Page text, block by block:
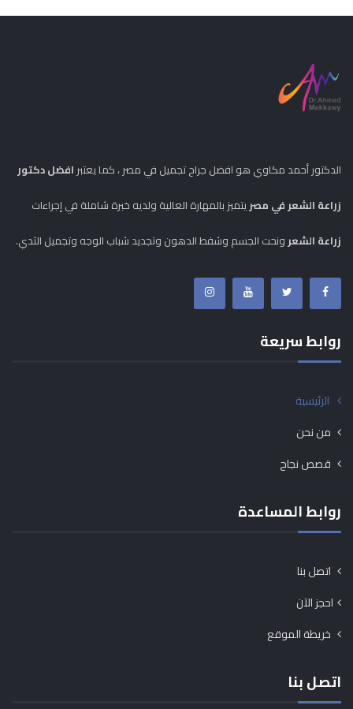
الدكتور أحمد مكاوي هو افضل جراح تجميل في مصر ، كما يعتبر افضل دكتور
زراعة الشعر في مصر يتميز بالمهارة العالية ولديه خبرة شاملة في إجراءات
زراعة الشعر ونحت الجسم وشفط الدهون وتجديد شباب الوجه وتجميل الثدي.
روابط سريعة
الرئيسية
من نحن
قصص نجاح
روابط المساعدة
اتصل بنا
احجز الآن
خريطة الموقع
اتصل بنا